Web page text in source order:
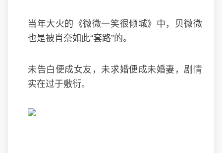
当年大火的《微微一笑很倾城》中，贝微微
也是被肖奈如此“套路”的。
未告白便成女友，未求婚便成未婚妻，剧情
实在过于敷衍。